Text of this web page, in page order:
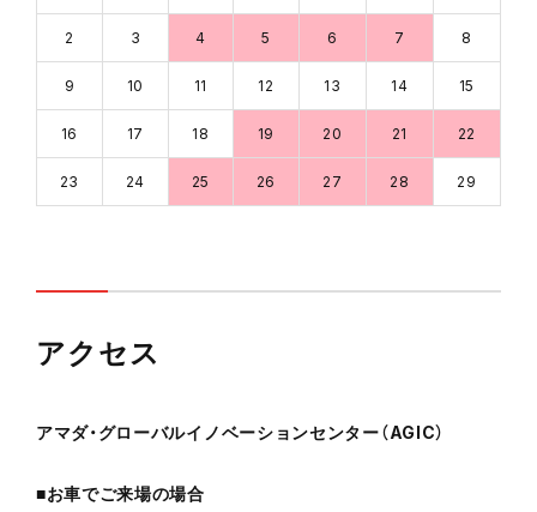
2 3 4 5 6 7 8
9 10 11 12 13 14 15
16 17 18 19 20 21 22
23 24 25 26 27 28 29
アクセス
アマダ・グローバルイノベーションセンター（AGIC）
■お車でご来場の場合